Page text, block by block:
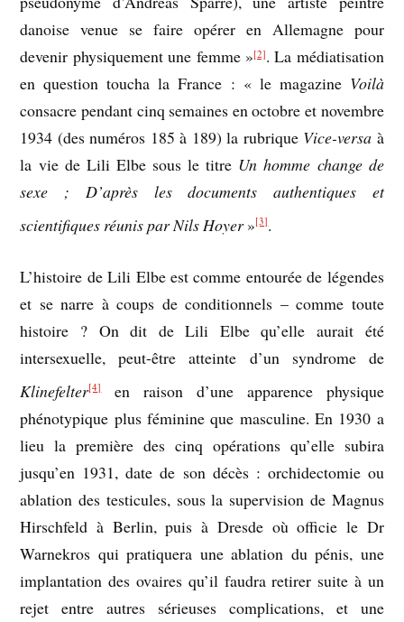
danoise venue se faire opérer en Allemagne pour
devenir physiquement une femme »[2]. La médiatisation
en question toucha la France : « le magazine Voilà
consacre pendant cinq semaines en octobre et novembre
1934 (des numéros 185 à 189) la rubrique Vice-versa à
la vie de Lili Elbe sous le titre Un homme change de
sexe ; D’après les documents authentiques et
scientifiques réunis par Nils Hoyer»[3].
L’histoire de Lili Elbe est comme entourée de légendes
et se narre à coups de conditionnels – comme toute
histoire ? On dit de Lili Elbe qu’elle aurait été
intersexuelle, peut-être atteinte d’un syndrome de
Klinefelter[4]en raison d’une apparence physique
phénotypique plus féminine que masculine. En 1930 a
lieu la première des cinq opérations qu’elle subira
jusqu’en 1931, date de son décès : orchidectomie ou
ablation des testicules, sous la supervision de Magnus
Hirschfeld à Berlin, puis à Dresde où officie le Dr
Warnekros qui pratiquera une ablation du pénis, une
implantation des ovaires qu’il faudra retirer suite à un
rejet entre autres sérieuses complications, et une